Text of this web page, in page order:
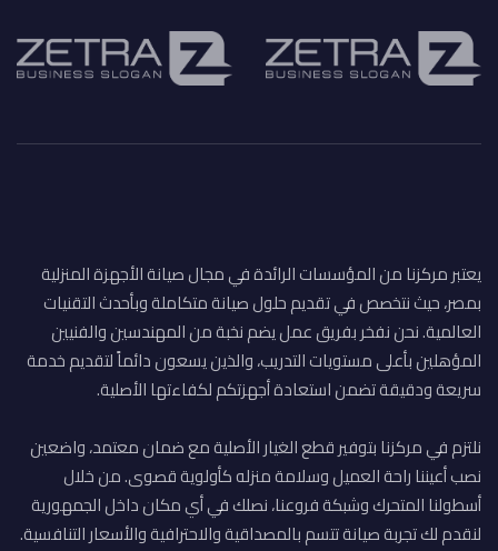
يعتبر مركزنا من المؤسسات الرائدة في مجال صيانة الأجهزة المنزلية
بمصر، حيث نتخصص في تقديم حلول صيانة متكاملة وبأحدث التقنيات
العالمية. نحن نفخر بفريق عمل يضم نخبة من المهندسين والفنيين
المؤهلين بأعلى مستويات التدريب، والذين يسعون دائماً لتقديم خدمة
سريعة ودقيقة تضمن استعادة أجهزتكم لكفاءتها الأصلية.
نلتزم في مركزنا بتوفير قطع الغيار الأصلية مع ضمان معتمد، واضعين
نصب أعيننا راحة العميل وسلامة منزله كأولوية قصوى. من خلال
أسطولنا المتحرك وشبكة فروعنا، نصلك في أي مكان داخل الجمهورية
لنقدم لك تجربة صيانة تتسم بالمصداقية والاحترافية والأسعار التنافسية.